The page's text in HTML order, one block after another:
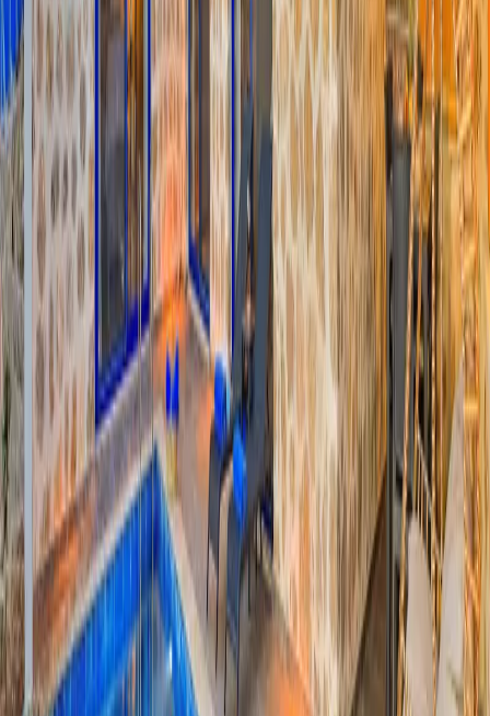
Yatak Odaları;
1. Yatak Odası :
1 adet çift kişilik yatak, klima, jakuzi, komodin,
elbise dolabı, makyaj masası, banyo ve lavabo bulunmaktadır.
2. Yatak Odası : 2 adet tek kişilik yatak, klima, komodin, jakuzi,
elbise dolabı, makyaj masası, banyo ve lavabo bulunmaktadır.
Başlangıç Fiyatı
6.430
gecelik en düşük fiyat
başlayan fiyatlarla
Resmi Belge
Kültür ve Turizm Bakanlığı
Belge No:
07-2256
Giriş - Çıkış Tarihi Tarih aralığı seçin
Yetişkin Çocuk
Konaklama Kuralı
Minimum3 gece
Rezerve Et
Hızlı İletişim